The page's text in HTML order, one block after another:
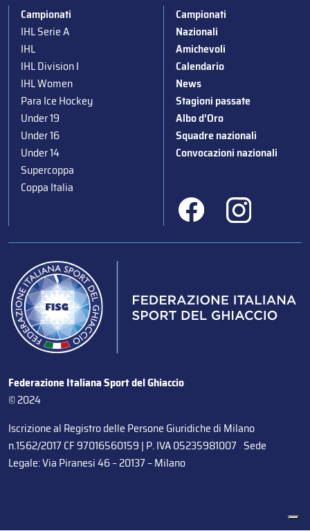
Campionati
IHL Serie A
IHL
IHL Division I
IHL Women
Para Ice Hockey
Under 19
Under 16
Under 14
Supercoppa
Coppa Italia
Campionati
Nazionali
Amichevoli
Calendario
News
Stagioni passate
Albo d’Oro
Squadre nazionali
Convocazioni nazionali
Federazione Italiana Sport del Ghiaccio
© 2024
Iscrizione al Registro delle Persone Giuridiche di Milano
n.1562/2017 CF 97016560159 | P. IVA 05235981007 Sede
Legale: Via Piranesi 46 – 20137 – Milano